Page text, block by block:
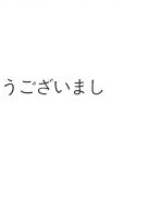
ございまし